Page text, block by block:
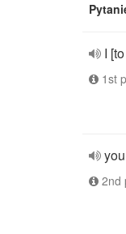
I
1st
2nd